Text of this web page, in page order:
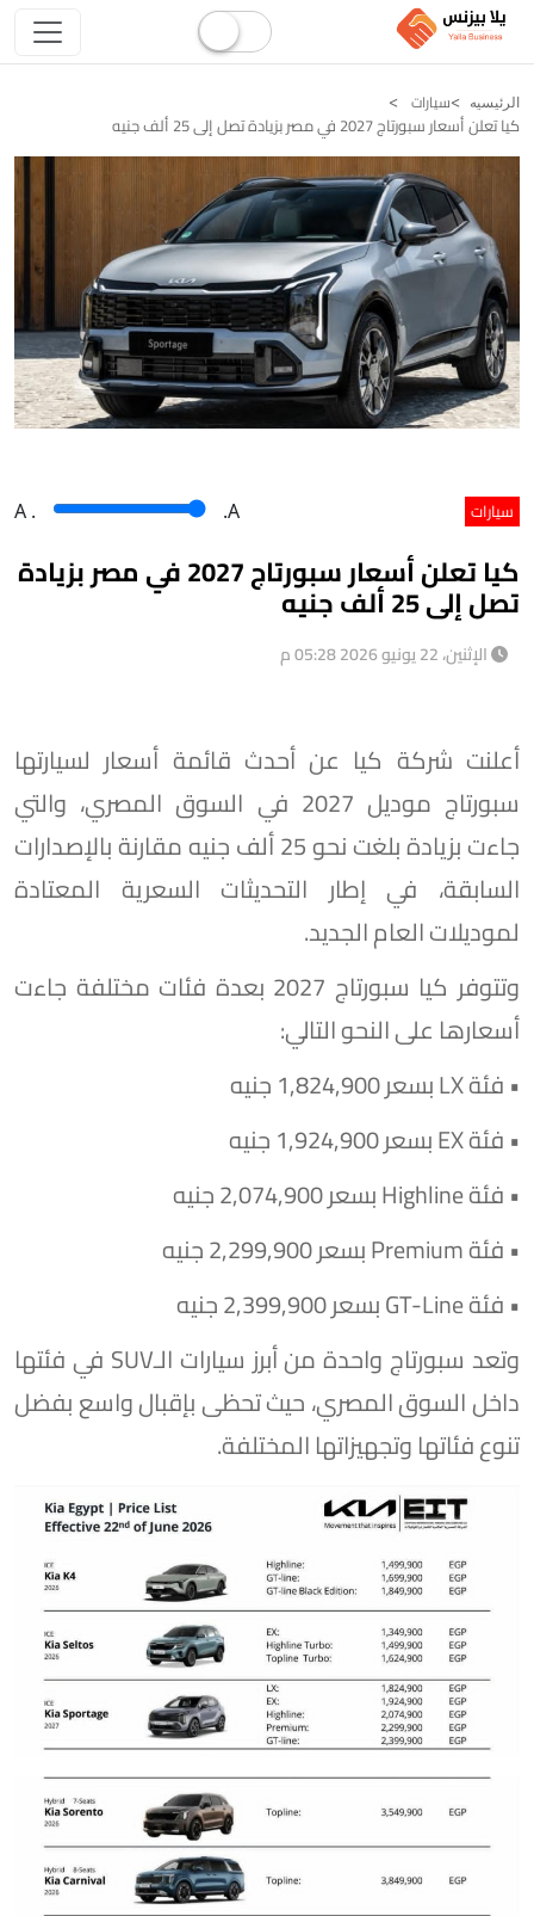
الرئيسيه سيارات
كيا تعلن أسعار سبورتاج 2027 في مصر بزيادة تصل إلى 25 ألف جنيه
سيارات A . .A
كيا تعلن أسعار سبورتاج 2027 في مصر بزيادة
تصل إلى 25 ألف جنيه
الإثنين، 22 يونيو 2026 05:28 م
أعلنت شركة كيا عن أحدث قائمة أسعار لسيارتها
سبورتاج موديل 2027 في السوق المصري، والتي
جاءت بزيادة بلغت نحو 25 ألف جنيه مقارنة بالإصدارات
السابقة، في إطار التحديثات السعرية المعتادة
لموديلات العام الجديد.
وتتوفر كيا سبورتاج 2027 بعدة فئات مختلفة جاءت
أسعارها على النحو التالي:
• فئة LX بسعر 1,824,900 جنيه
• فئة EX بسعر 1,924,900 جنيه
• فئة Highline بسعر 2,074,900 جنيه
• فئة Premium بسعر 2,299,900 جنيه
• فئة GT-Line بسعر 2,399,900 جنيه
وتعد سبورتاج واحدة من أبرز سيارات الـSUV في فئتها
داخل السوق المصري، حيث تحظى بإقبال واسع بفضل
تنوع فئاتها وتجهيزاتها المختلفة.